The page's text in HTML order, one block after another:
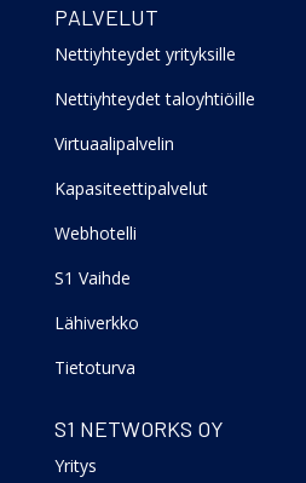
PALVELUT
Nettiyhteydet yrityksille
Nettiyhteydet taloyhtiöille
Virtuaalipalvelin
Kapasiteettipalvelut
Webhotelli
S1 Vaihde
Lähiverkko
Tietoturva
S1 NETWORKS OY
Yritys